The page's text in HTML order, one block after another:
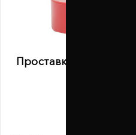
Проставки задних